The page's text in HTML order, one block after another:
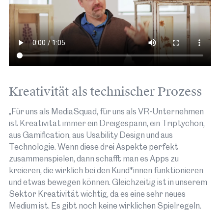
kreativland.newsletter
kreativland.unterstützen
Kreativität als technischer Prozess
„Für uns als MediaSquad, für uns als VR-Unternehmen
ist Kreativität immer ein Dreigespann, ein Triptychon,
aus Gamification, aus Usability Design und aus
Technologie. Wenn diese drei Aspekte perfekt
zusammenspielen, dann schafft man es Apps zu
kreieren, die wirklich bei den Kund*innen funktionieren
und etwas bewegen können. Gleichzeitig ist in unserem
Sektor Kreativität wichtig, da es eine sehr neues
Medium ist. Es gibt noch keine wirklichen Spielregeln.
Di 22.09
Save the Date: Tag der Tiroler Film- und
Musikwirtschaft
Die Fachvertretung der Tiroler Film- und
verschiedener Branchen zu informativen
Keynotes, Präsentationen und einem spannenden
Panel ein! Details folgen
Ort:Die Bäckerei - Kulturbackstube Dreiheiligen-
Str. 21a 6020 Innsbruck
Datum/Zeit:22. September, 13:00 – 20:00
Art: Konferenz